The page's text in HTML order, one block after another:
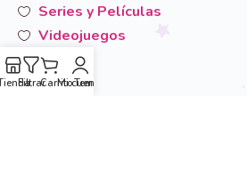
Series y Películas
Videojuegos
San-X
Otros
FiltrarCarritoMi cuenta
Temáticas